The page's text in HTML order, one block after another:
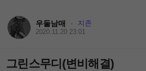
우둘남매 · 지존
2020.11.20 23:01
그린스무디(변비해결)